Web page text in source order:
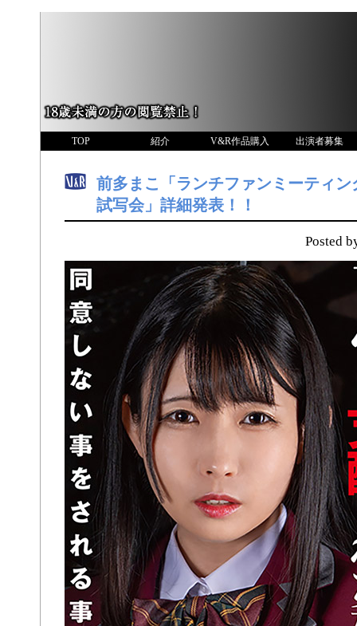
TOP 紹介 V&R作品購入 出演者募集
前多まこ「ランチファンミーティ
試写会」詳細発表！！
Posted